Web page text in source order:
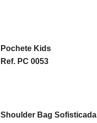
Pochete Kids
Ref. PC 0053
Shoulder Bag Sofisticada